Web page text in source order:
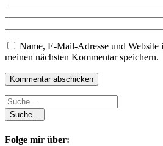
Name, E-Mail-Adresse und Website
meinen nächsten Kommentar speichern.
Folge mir über: